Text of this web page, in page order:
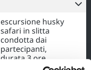
escursione husky
safari in slitta
condotta dai
partecipanti,
durata 3 ore